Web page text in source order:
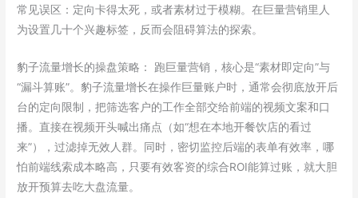
常见误区：定向卡得太死，或者素材过于模糊。在巨量营销里人
为设置几十个兴趣标签，反而会阻碍算法的探索。
豹子流量增长的操盘策略： 跑巨量营销，核心是“素材即定向”与
“漏斗算账”。豹子流量增长在操作巨量账户时，通常会彻底放开后
台的定向限制，把筛选客户的工作全部交给前端的视频文案和口
播。直接在视频开头喊出痛点（如“想在本地开餐饮店的看过
来”），过滤掉无效人群。同时，密切监控后端的表单有效率，哪
怕前端线索成本略高，只要有效客资的综合ROI能算过账，就大胆
放开预算去吃大盘流量。